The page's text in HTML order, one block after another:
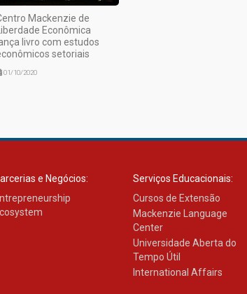
Mackenzie de
Liberdade Econômica
livro com estudos
setoriais
01/10/2020
e Negócios:
Serviços Educacionais:
Cursos de Extensão
Mackenzie Language
Center
Universidade Aberta do
Tempo Útil
International Affairs